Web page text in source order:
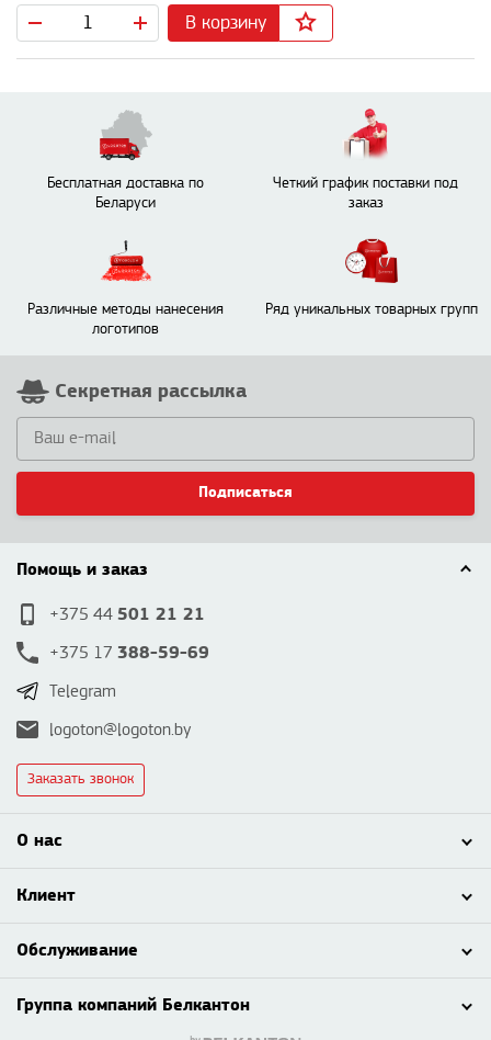
В корзину
Бесплатная доставка по
Беларуси
Четкий график поставки под
заказ
Различные методы нанесения
логотипов
Ряд уникальных товарных групп
Секретная рассылка
Подписаться
Помощь и заказ
+375 44 501 21 21
+375 17 388-59-69
Telegram
logoton@logoton.by
Заказать звонок
О нас
Клиент
Обслуживание
Группа компаний Белкантон